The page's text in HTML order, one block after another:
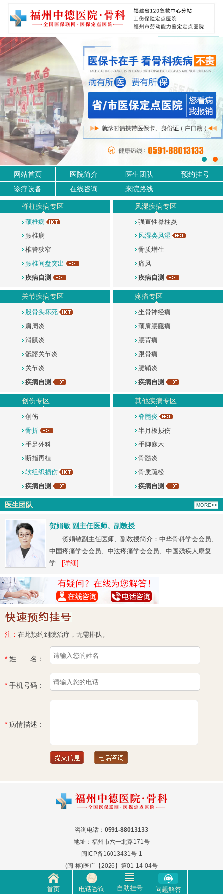
网站首页
诊疗设备
医院简介
在线咨询
医生团队
来院路线
预约挂号
脊柱疾病专区
颈椎病
腰椎病
椎管狭窄
腰椎间盘突出
疾病自测
风湿疾病专区
强直性脊柱炎
风湿类风湿
骨质增生
痛风
疾病自测
关节疾病专区
股骨头坏死
肩周炎
滑膜炎
骶髂关节炎
关节炎
疾病自测
疼痛专区
坐骨神经痛
颈肩腰腿痛
腰背痛
跟骨痛
腱鞘炎
疾病自测
创伤专区
创伤
骨折
手足外科
断指再植
软组织损伤
疾病自测
其他疾病专区
脊髓炎
半月板损伤
手脚麻木
骨髓炎
骨质疏松
疾病自测
医生团队
贺娟敏 副主任医师、副教授
贺娟敏副主任医师、副教授简介：中华骨科学会会员、
中国疼痛学会会员、中法疼痛学会会员、中国残疾人康复
学... [详细]
注： 在此预约到院治疗，无需排队。
* 姓 名：
* 手机号码：
* 病情描述：
咨询电话： 0591-88013133
地址：福州市六一北路171号
闽ICP备16013431号-1
(闽-榕)医广【2026】第01-14-04号
首页 电话咨询 自助挂号 问题解答